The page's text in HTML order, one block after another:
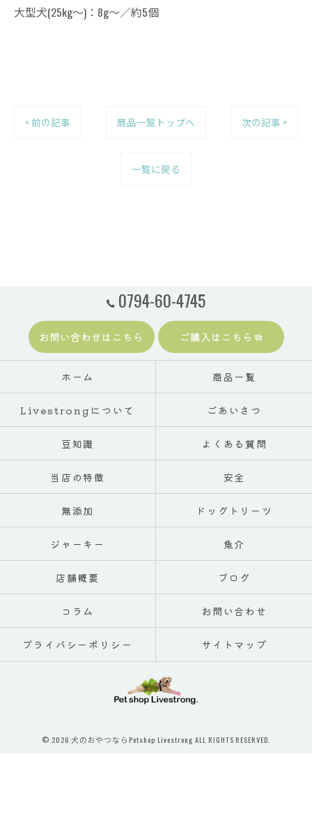
大型犬(25kg〜)：8g〜／約5個
< 前の記事 商品一覧トップへ 次の記事 >
一覧に戻る
0794-60-4745
お問い合わせはこちら ご購入はこちら
ホーム 商品一覧
Livestrongについて ごあいさつ
豆知識 よくある質問
当店の特徴 安全
無添加 ドッグトリーツ
ジャーキー 魚介
店舗概要 ブログ
コラム お問い合わせ
プライバシーポリシー サイトマップ
© 2026 犬のおやつならPetshop Livestrong ALL RIGHTS RESERVED.